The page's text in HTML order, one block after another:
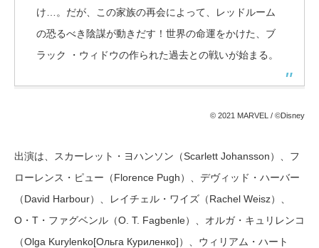
け…。だが、この家族の再会によって、レッドルーム
の恐るべき陰謀が動きだす！世界の命運をかけた、ブ
ラック ・ウィドウの作られた過去との戦いが始まる。
© 2021 MARVEL / ©Disney
出演は、スカーレット・ヨハンソン（Scarlett Johansson）、フ
ローレンス・ピュー（Florence Pugh）、デヴィッド・ハーバー
（David Harbour）、レイチェル・ワイズ（Rachel Weisz）、
O・T・ファグベンル（O. T. Fagbenle）、オルガ・キュリレンコ
（Olga Kurylenko[Ольга Куриленко]）、ウィリアム・ハート